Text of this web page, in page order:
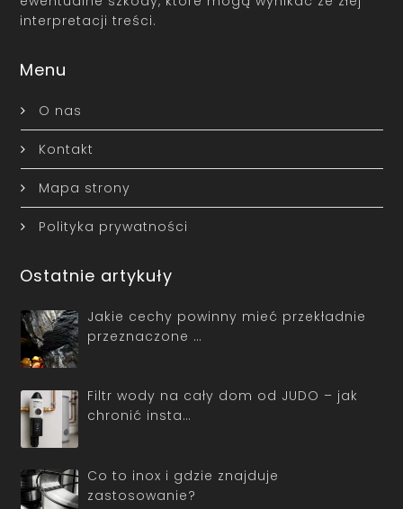
interpretacji treści.
Menu
O nas
Kontakt
Mapa strony
Polityka prywatności
Ostatnie artykuły
Jakie cechy powinny mieć przekładnie
przeznaczone …
Filtr wody na cały dom od JUDO – jak
chronić insta…
Co to inox i gdzie znajduje
zastosowanie?